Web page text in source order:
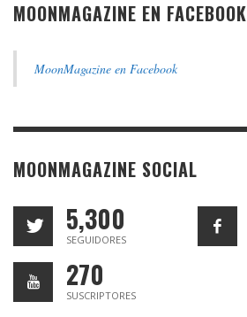
MOONMAGAZINE EN FACEBOOK
MoonMagazine en Facebook
MOONMAGAZINE SOCIAL
5,300
SEGUIDORES
270
SUSCRIPTORES